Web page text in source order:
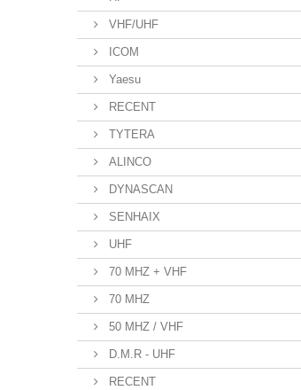
VHF/UHF
ICOM
Yaesu
RECENT
TYTERA
ALINCO
DYNASCAN
SENHAIX
UHF
70 MHZ + VHF
70 MHZ
50 MHZ / VHF
D.M.R - UHF
RECENT